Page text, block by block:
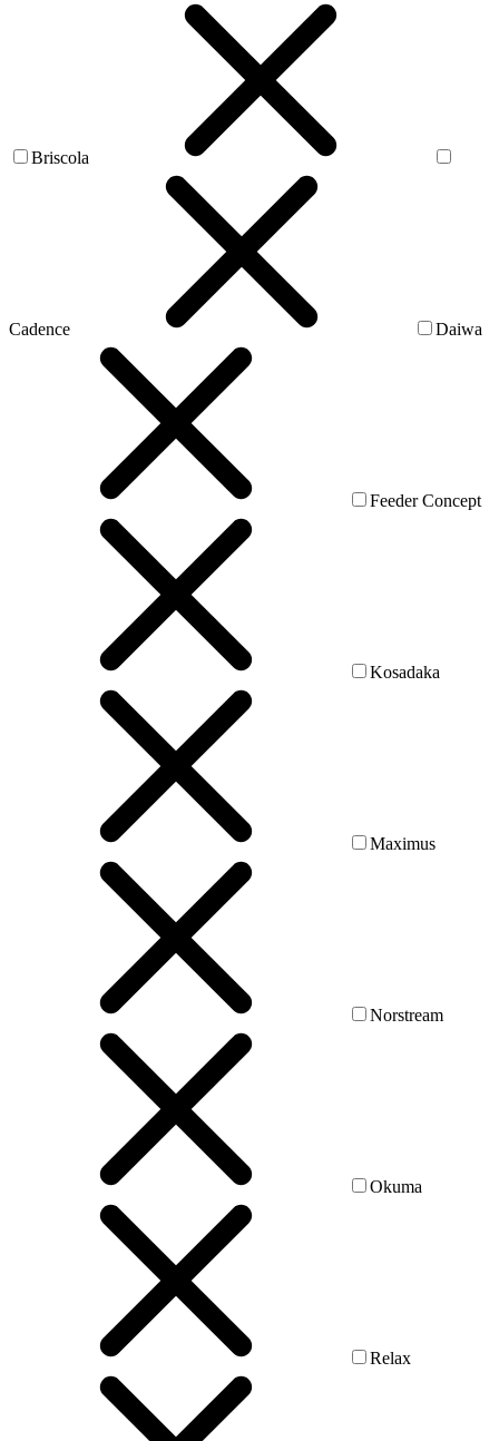
Briscola
Cadence Daiwa
Feeder Concept
Kosadaka
Maximus
Norstream
Okuma
Relax